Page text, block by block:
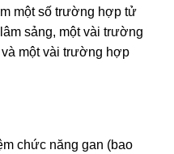
một số trường hợp tử
sảng, một vài trường
một vài trường hợp
chức năng gan (bao